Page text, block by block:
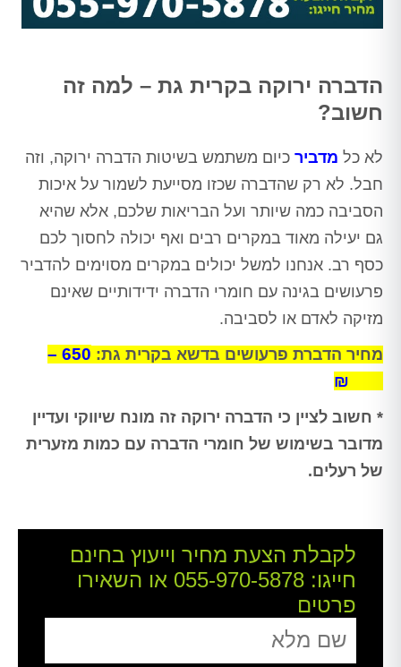
הדברה ירוקה בקרית גת – למה זה
חשוב?
לא כל מדביר כיום משתמש בשיטות הדברה ירוקה, וזה
חבל. לא רק שהדברה שכזו מסייעת לשמור על איכות
הסביבה כמה שיותר ועל הבריאות שלכם, אלא שהיא
גם יעילה מאוד במקרים רבים ואף יכולה לחסוך לכם
כסף רב. אנחנו למשל יכולים במקרים מסוימים להדביר
פרעושים בגינה עם חומרי הדברה ידידותיים שאינם
מזיקה לאדם או לסביבה.
מחיר הדברת פרעושים בדשא בקרית גת:
650 –
* חשוב לציין כי הדברה ירוקה זה מונח שיווקי ועדיין
מדובר בשימוש של חומרי הדברה עם כמות מזערית
של רעלים.
לקבלת הצעת מחיר וייעוץ בחינם
חייגו: 055-970-5878 או השאירו
פרטים